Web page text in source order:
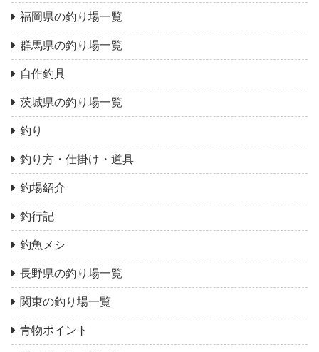
福岡県の釣り場一覧
群馬県の釣り場一覧
自作釣具
茨城県の釣り場一覧
釣り
釣り方・仕掛け・道具
釣場紹介
釣行記
釣魚メシ
長野県の釣り場一覧
関東の釣り場一覧
青物ポイント